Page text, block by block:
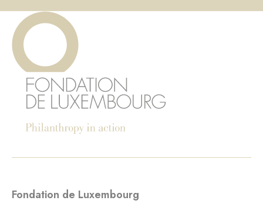
Fondation de Luxembourg